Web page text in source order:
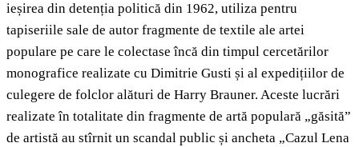
ieșirea din detenția politică din 1962, utiliza pentru
tapiseriile sale de autor fragmente de textile ale artei
populare pe care le colectase încă din timpul cercetărilor
monografice realizate cu Dimitrie Gusti și al expedițiilor de
culegere de folclor alături de Harry Brauner. Aceste lucrări
realizate în totalitate din fragmente de artă populară „găsită”
de artistă au stîrnit un scandal public și ancheta „Cazul Lena